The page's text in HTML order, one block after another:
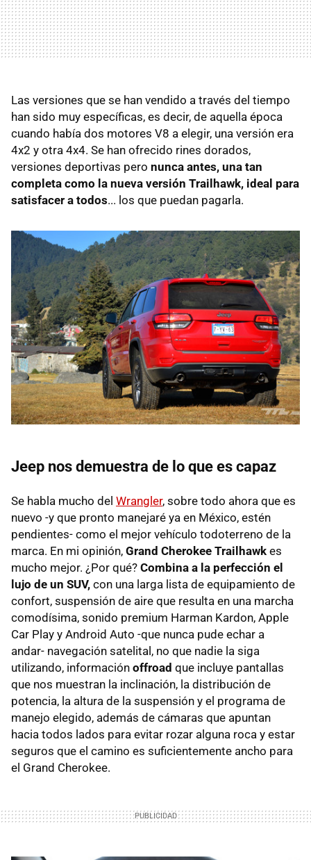
Las versiones que se han vendido a través del tiempo
han sido muy específicas, es decir, de aquella época
cuando había dos motores V8 a elegir, una versión era
4x2 y otra 4x4. Se han ofrecido rines dorados,
versiones deportivas pero nunca antes, una tan
completa como la nueva versión Trailhawk, ideal para
satisfacer a todos... los que puedan pagarla.
Jeep nos demuestra de lo que es capaz
Se habla mucho del Wrangler, sobre todo ahora que es
nuevo -y que pronto manejaré ya en México, estén
pendientes- como el mejor vehículo todoterreno de la
marca. En mi opinión, Grand Cherokee Trailhawk es
mucho mejor. ¿Por qué? Combina a la perfección el
lujo de un SUV, con una larga lista de equipamiento de
confort, suspensión de aire que resulta en una marcha
comodísima, sonido premium Harman Kardon, Apple
Car Play y Android Auto -que nunca pude echar a
andar- navegación satelital, no que nadie la siga
utilizando, información offroad que incluye pantallas
que nos muestran la inclinación, la distribución de
potencia, la altura de la suspensión y el programa de
manejo elegido, además de cámaras que apuntan
hacia todos lados para evitar rozar alguna roca y estar
seguros que el camino es suficientemente ancho para
el Grand Cherokee.